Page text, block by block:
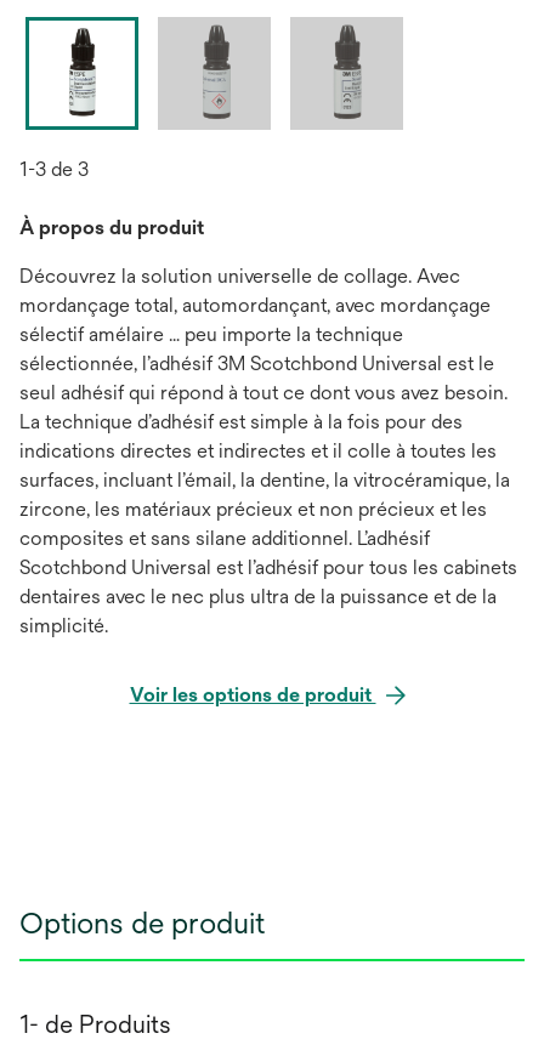
1-3 de 3
À propos du produit
Découvrez la solution universelle de collage. Avec
mordançage total, automordançant, avec mordançage
sélectif amélaire … peu importe la technique
sélectionnée, l’adhésif 3M Scotchbond Universal est le
seul adhésif qui répond à tout ce dont vous avez besoin.
La technique d’adhésif est simple à la fois pour des
indications directes et indirectes et il colle à toutes les
surfaces, incluant l’émail, la dentine, la vitrocéramique, la
zircone, les matériaux précieux et non précieux et les
composites et sans silane additionnel. L’adhésif
Scotchbond Universal est l’adhésif pour tous les cabinets
dentaires avec le nec plus ultra de la puissance et de la
simplicité.
Voir les options de produit
Options de produit
1- de Produits